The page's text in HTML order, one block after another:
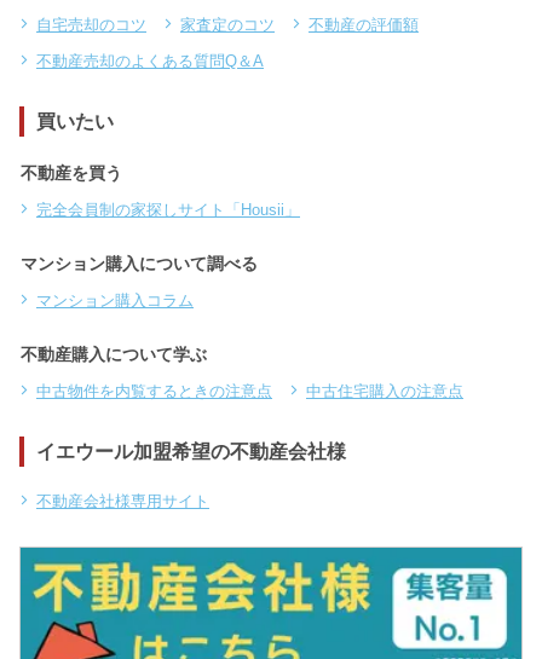
自宅売却のコツ
家査定のコツ
不動産の評価額
不動産売却のよくある質問Q＆A
買いたい
不動産を買う
完全会員制の家探しサイト「Housii」
マンション購入について調べる
マンション購入コラム
不動産購入について学ぶ
中古物件を内覧するときの注意点 中古住宅購入の注意点
イエウール加盟希望の不動産会社様
不動産会社様専用サイト